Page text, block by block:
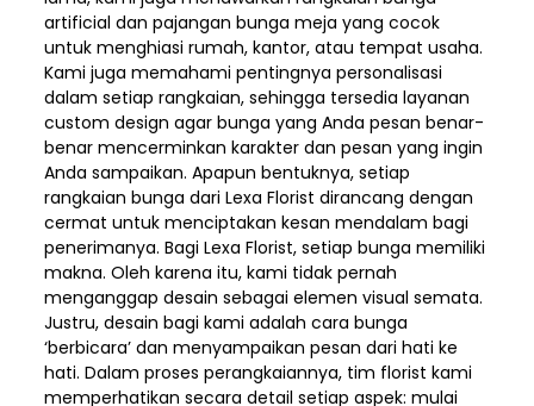
artificial dan pajangan bunga meja yang cocok
untuk menghiasi rumah, kantor, atau tempat usaha.
Kami juga memahami pentingnya personalisasi
dalam setiap rangkaian, sehingga tersedia layanan
custom design agar bunga yang Anda pesan benar-
benar mencerminkan karakter dan pesan yang ingin
Anda sampaikan. Apapun bentuknya, setiap
rangkaian bunga dari Lexa Florist dirancang dengan
cermat untuk menciptakan kesan mendalam bagi
penerimanya. Bagi Lexa Florist, setiap bunga memiliki
makna. Oleh karena itu, kami tidak pernah
menganggap desain sebagai elemen visual semata.
Justru, desain bagi kami adalah cara bunga
‘berbicara’ dan menyampaikan pesan dari hati ke
hati. Dalam proses perangkaiannya, tim florist kami
memperhatikan secara detail setiap aspek: mulai